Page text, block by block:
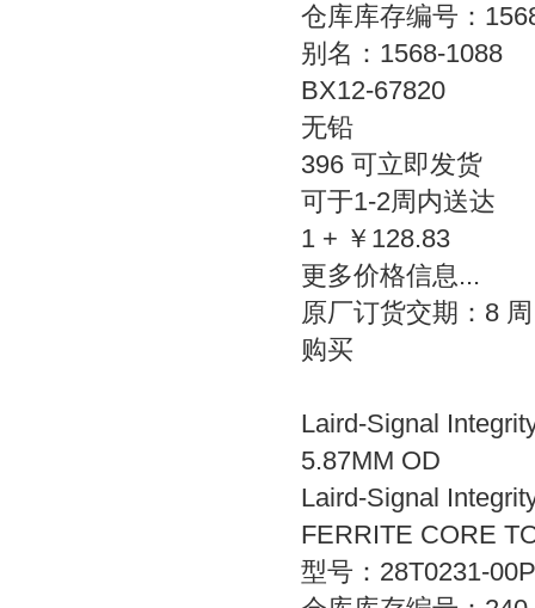
仓库库存编号：
别名：1568-1088
BX12-67820
无铅
396 可立即发货
可于1-2周内送达
1 + ￥128.83
更多价格信息...
原厂订货交期：8 周
购买
Laird-Signal
5.87MM OD
Laird-Signal
FERRITE CORE
型号：28T0231-00P